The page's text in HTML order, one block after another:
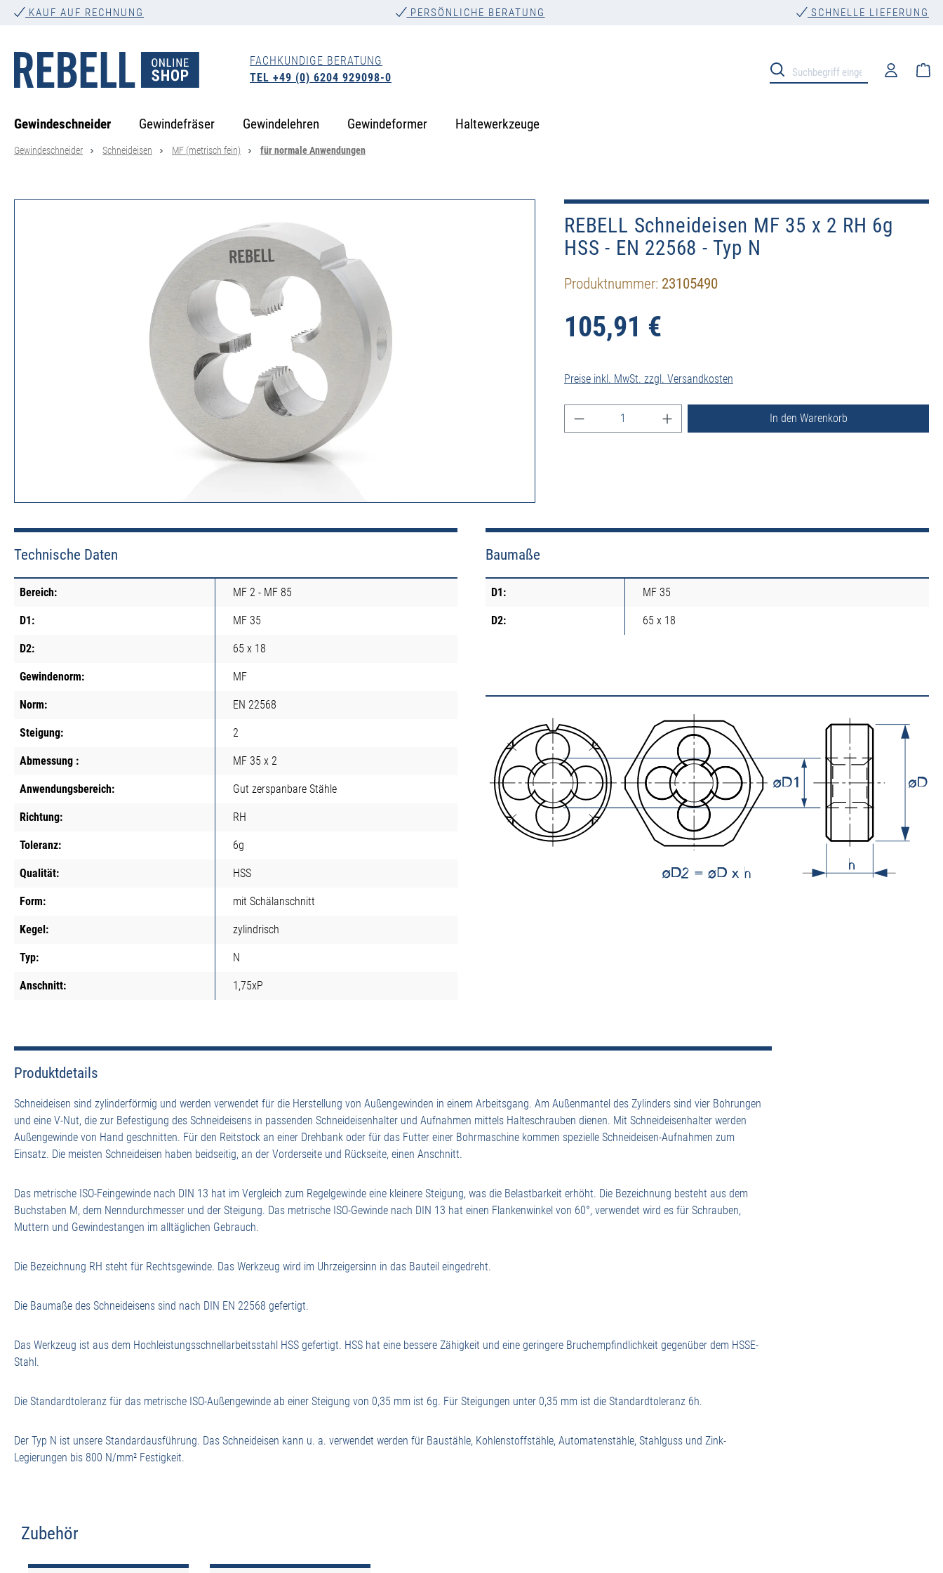
Zur Hauptnavigation springen
KAUF AUF RECHNUNG PERSÖNLICHE BERATUNG SCHNELLE LIEFERUNG
FACHKUNDIGE BERATUNG
TEL +49 (0) 6204 929098-0
Gewindeschneider Gewindefräser Gewindelehren Gewindeformer Haltewerkzeuge
Gewindeschneider Schneideisen MF (metrisch fein) für normale Anwendungen
REBELL Schneideisen MF 35 x 2 RH 6g
HSS - EN 22568 - Typ N
Produktnummer: 23105490
105,91 €
Preise inkl. MwSt. zzgl. Versandkosten
Produkt Anzahl: Gib den gewünschten Wert ein oder
In den Warenkorb
Technische Daten
Bereich: MF 2 - MF 85
D1: MF 35
D2: 65 x 18
Gewindenorm: MF
Norm: EN 22568
Steigung: 2
Abmessung : MF 35 x 2
Anwendungsbereich: Gut zerspanbare Stähle
Richtung: RH
Toleranz: 6g
Qualität: HSS
Form: mit Schälanschnitt
Kegel: zylindrisch
Typ: N
Anschnitt: 1,75xP
Baumaße
D1: MF 35
D2: 65 x 18
Produktdetails
Schneideisen sind zylinderförmig und werden verwendet für die Herstellung von Außengewinden in einem Arbeitsgang. Am Außenmantel des Zylinders sind vier Bohrungen
und eine V-Nut, die zur Befestigung des Schneideisens in passenden Schneideisenhalter und Aufnahmen mittels Halteschrauben dienen. Mit Schneideisenhalter werden
Außengewinde von Hand geschnitten. Für den Reitstock an einer Drehbank oder für das Futter einer Bohrmaschine kommen spezielle Schneideisen-Aufnahmen zum
Einsatz. Die meisten Schneideisen haben beidseitig, an der Vorderseite und Rückseite, einen Anschnitt.
Das metrische ISO-Feingewinde nach DIN 13 hat im Vergleich zum Regelgewinde eine kleinere Steigung, was die Belastbarkeit erhöht. Die Bezeichnung besteht aus dem
Buchstaben M, dem Nenndurchmesser und der Steigung. Das metrische ISO-Gewinde nach DIN 13 hat einen Flankenwinkel von 60°, verwendet wird es für Schrauben,
Muttern und Gewindestangen im alltäglichen Gebrauch.
Die Bezeichnung RH steht für Rechtsgewinde. Das Werkzeug wird im Uhrzeigersinn in das Bauteil eingedreht.
Die Baumaße des Schneideisens sind nach DIN EN 22568 gefertigt.
Das Werkzeug ist aus dem Hochleistungsschnellarbeitsstahl HSS gefertigt. HSS hat eine bessere Zähigkeit und eine geringere Bruchempfindlichkeit gegenüber dem HSSE-
Stahl.
Die Standardtoleranz für das metrische ISO-Außengewinde ab einer Steigung von 0,35 mm ist 6g. Für Steigungen unter 0,35 mm ist die Standardtoleranz 6h.
Der Typ N ist unsere Standardausführung. Das Schneideisen kann u. a. verwendet werden für Baustähle, Kohlenstoffstähle, Automatenstähle, Stahlguss und Zink-
Legierungen bis 800 N/mm² Festigkeit.
Zubehör